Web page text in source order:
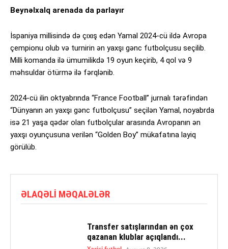
Beynəlxalq arenada da parlayır
İspaniya millisində də çıxış edən Yamal 2024-cü ildə Avropa
çempionu olub və turnirin ən yaxşı gənc futbolçusu seçilib.
Milli komanda ilə ümumilikdə 19 oyun keçirib, 4 qol və 9
məhsuldar ötürmə ilə fərqlənib.
2024-cü ilin oktyabrında “France Football” jurnalı tərəfindən
“Dünyanın ən yaxşı gənc futbolçusu” seçilən Yamal, noyabrda
isə 21 yaşa qədər olan futbolçular arasında Avropanın ən
yaxşı oyunçusuna verilən “Golden Boy” mükafatına layiq
görülüb.
ƏLAQƏLI MƏQALƏLƏR
Transfer satışlarından ən çox
qazanan klublar açıqlandı...